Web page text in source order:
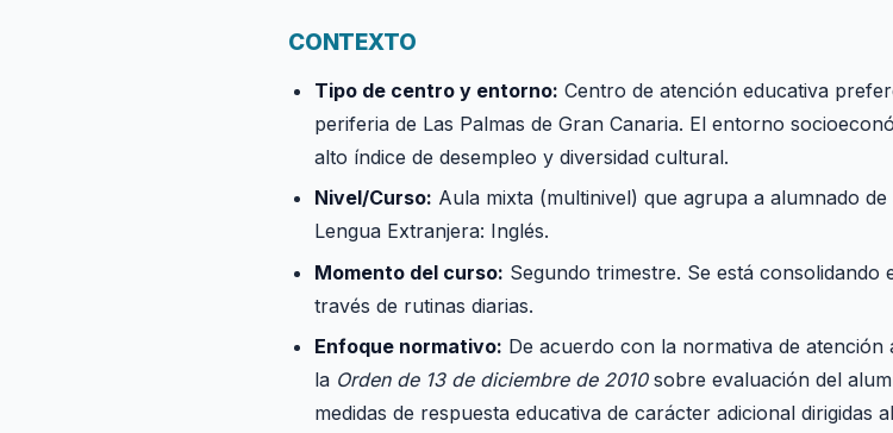
CONTEXTO
Tipo de centro y entorno: Centro de atención educativa
periferia de Las Palmas de Gran Canaria. El entorno
alto índice de desempleo y diversidad cultural.
Nivel/Curso: Aula mixta (multinivel) que agrupa a alumnado
Lengua Extranjera: Inglés.
Momento del curso: Segundo trimestre. Se está
través de rutinas diarias.
Enfoque normativo: De acuerdo con la normativa de atención
la Orden de 13 de diciembre de 2010sobre evaluación del
medidas de respuesta educativa de carácter adicional